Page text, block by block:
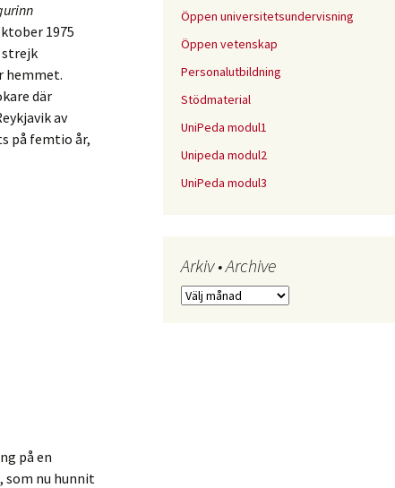
1975
strejk
hemmet.
där
av
på femtio år,
på en
som nu hunnit
Öppen universitetsundervisning
Öppen vetenskap
Personalutbildning
Stödmaterial
UniPeda modul1
Unipeda modul2
UniPeda modul3
Arkiv • Archive
Arkiv